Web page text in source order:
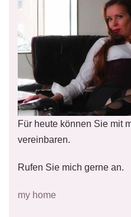
Für heute können Sie mit
vereinbaren.
Rufen Sie mich gerne an.
my home